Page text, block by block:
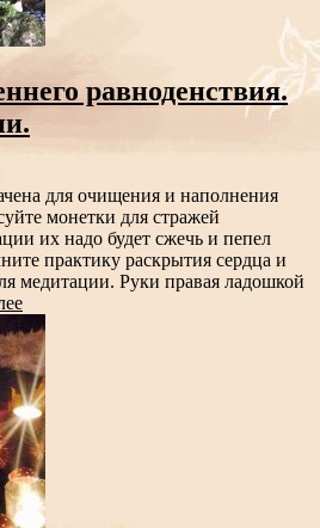
равноденствия.
для очищения и наполнения
монетки для стражей
их надо будет сжечь и пепел
практику раскрытия сердца и
медитации. Руки правая ладошкой